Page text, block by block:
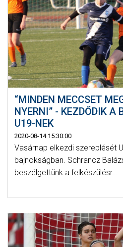
“MINDEN MECCSET
NYERNI” - KEZDŐDIK
U19-NEK
2020-08-14 15:30:00
Vasárnap elkezdi szereplését
bajnokságban. Schrancz
beszélgettünk a felkészülésr...